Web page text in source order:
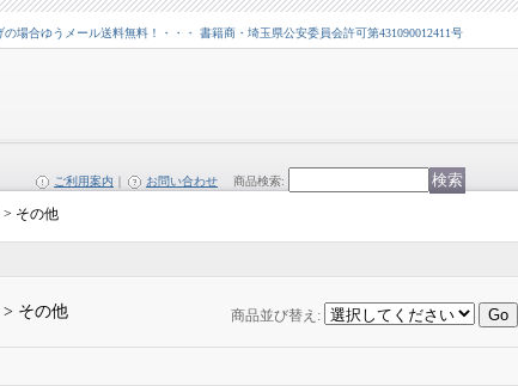
場合ゆうメール送料無料！・・・ 書籍商・埼玉県公安委員会許可第431090012411号
ご利用案内 お問い合わせ 商品検索:
その他
その他 商品並び替え :